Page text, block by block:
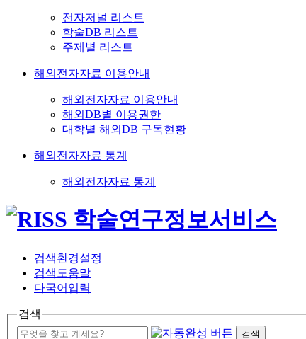
전자저널 리스트
학술DB 리스트
주제별 리스트
해외전자자료 이용안내
해외전자자료 이용안내
해외DB별 이용권한
대학별 해외DB 구독현황
해외전자자료 통계
해외전자자료 통계
검색환경설정
검색도움말
다국어입력
검색
검색